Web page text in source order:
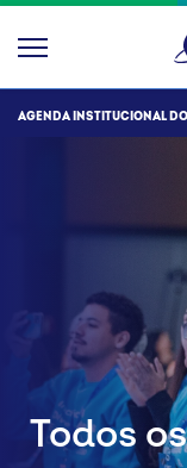
AGENDA INSTITUCIONAL
Todos